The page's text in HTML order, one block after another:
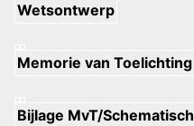
Wetsontwerp
Memorie van Toelichting
Bijlage MvT/Schematisch